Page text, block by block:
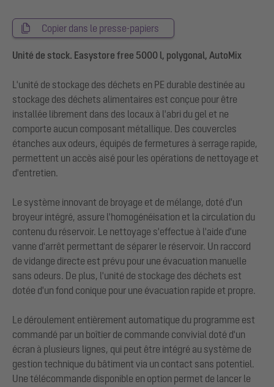
Copier dans le presse-papiers
Unité de stock. Easystore free 5000 l, polygonal, AutoMix
L'unité de stockage des déchets en PE durable destinée au
stockage des déchets alimentaires est conçue pour être
installée librement dans des locaux à l'abri du gel et ne
comporte aucun composant métallique. Des couvercles
étanches aux odeurs, équipés de fermetures à serrage rapide,
permettent un accès aisé pour les opérations de nettoyage et
d'entretien.
Le système innovant de broyage et de mélange, doté d'un
broyeur intégré, assure l'homogénéisation et la circulation du
contenu du réservoir. Le nettoyage s'effectue à l'aide d'une
vanne d'arrêt permettant de séparer le réservoir. Un raccord
de vidange directe est prévu pour une évacuation manuelle
sans odeurs. De plus, l'unité de stockage des déchets est
dotée d'un fond conique pour une évacuation rapide et propre.
Le déroulement entièrement automatique du programme est
commandé par un boîtier de commande convivial doté d'un
écran à plusieurs lignes, qui peut être intégré au système de
gestion technique du bâtiment via un contact sans potentiel.
Une télécommande disponible en option permet de lancer le